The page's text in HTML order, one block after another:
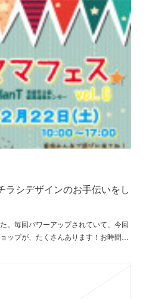
ラシデザインのお手伝いをし
。毎回パワーアップされていて、今回
ップが、たくさんあります！お時間…